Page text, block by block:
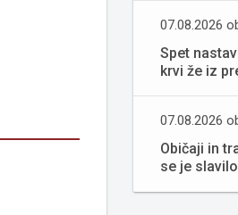
07.08.2026
Spet
krvi že iz
07.08.2026
Običaji in
se je